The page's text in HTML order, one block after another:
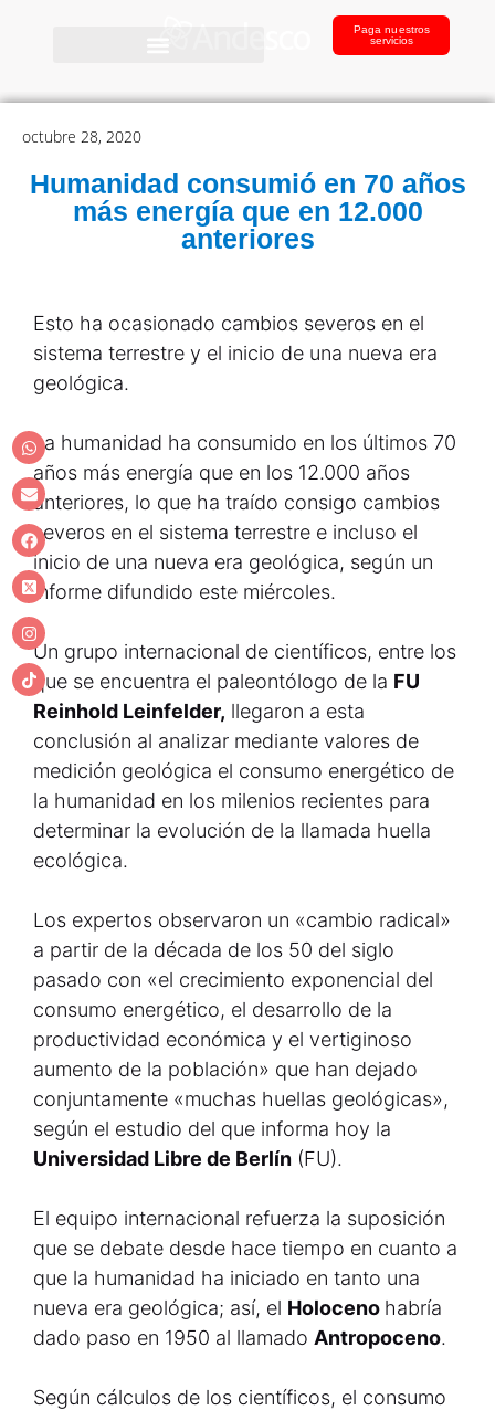
Paga nuestros
servicios
octubre 28, 2020
Humanidad consumió en 70 años
más energía que en 12.000
anteriores
Esto ha ocasionado cambios severos en el
sistema terrestre y el inicio de una nueva era
geológica.
La humanidad ha consumido en los últimos 70
años más energía que en los 12.000 años
anteriores, lo que ha traído consigo cambios
severos en el sistema terrestre e incluso el
inicio de una nueva era geológica, según un
informe difundido este miércoles.
Un grupo internacional de científicos, entre los
que se encuentra el paleontólogo de la FU
Reinhold Leinfelder, llegaron a esta
conclusión al analizar mediante valores de
medición geológica el consumo energético de
la humanidad en los milenios recientes para
determinar la evolución de la llamada huella
ecológica.
Los expertos observaron un «cambio radical»
a partir de la década de los 50 del siglo
pasado con «el crecimiento exponencial del
consumo energético, el desarrollo de la
productividad económica y el vertiginoso
aumento de la población» que han dejado
conjuntamente «muchas huellas geológicas»,
según el estudio del que informa hoy la
Universidad Libre de Berlín (FU).
El equipo internacional refuerza la suposición
que se debate desde hace tiempo en cuanto a
que la humanidad ha iniciado en tanto una
nueva era geológica; así, el Holoceno habría
dado paso en 1950 al llamado Antropoceno.
Según cálculos de los científicos, el consumo